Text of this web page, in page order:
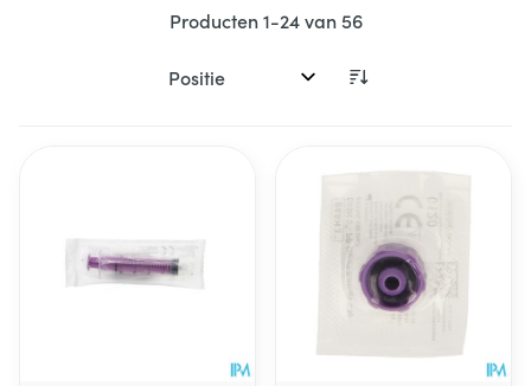
Producten1-24van56
Sorteer op: